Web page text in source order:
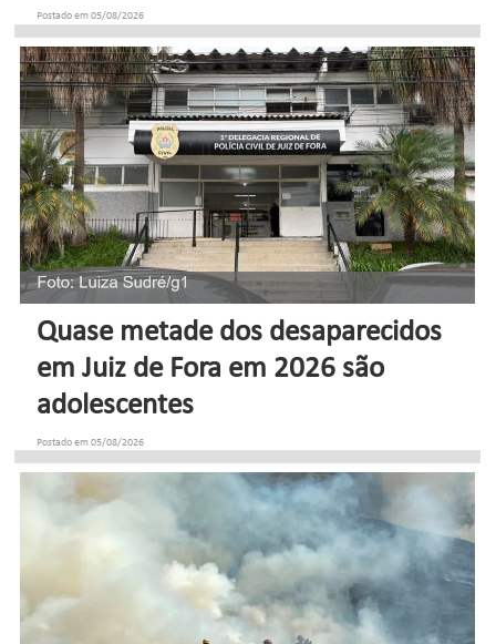
Postado em 05/08/2026
Quase metade dos desaparecidos
em Juiz de Fora em 2026 são
adolescentes
Postado em 05/08/2026